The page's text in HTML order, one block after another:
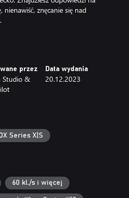
znęcanie się nad
by twoja pociecha znalazła swoje
przez
Studio &
Data wydania
20.12.2023
Series X|S
60 kl./s i więcej